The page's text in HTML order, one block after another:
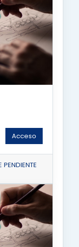
Acceso
PENDIENTE